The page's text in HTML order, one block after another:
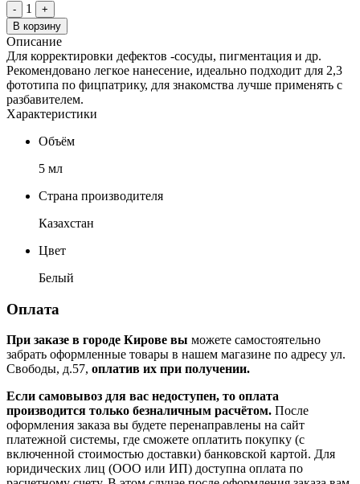
- 1
+
В корзину
Описание
Для корректировки дефектов -сосуды, пигментация и др.
Рекомендовано легкое нанесение, идеально подходит для 2,3
фототипа по фицпатрику, для знакомства лучше применять с
разбавителем.
Характеристики
Объём
5 мл
Страна производителя
Казахстан
Цвет
Белый
Оплата
При заказе в городе Кирове вы можете самостоятельно
забрать оформленные товары в нашем магазине по адресу ул.
Свободы, д.57, оплатив их при получении.
Если самовывоз для вас недоступен, то оплата
производится только безналичным расчётом. После
оформления заказа вы будете перенаправлены на сайт
платежной системы, где сможете оплатить покупку (с
включенной стоимостью доставки) банковской картой. Для
юридических лиц (ООО или ИП) доступна оплата по